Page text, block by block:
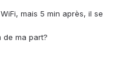
mais 5 min après, il se
de ma part?